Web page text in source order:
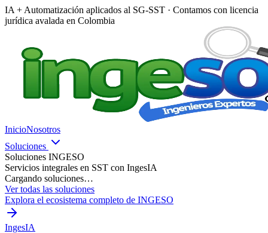
IA + Automatización aplicados al SG-SST · Contamos con licencia
jurídica avalada en Colombia
InicioNosotros
Soluciones
Soluciones INGESO
Servicios integrales en SST con IngesIA
Cargando soluciones…
Ver todas las soluciones
Explora el ecosistema completo de INGESO
IngesIA